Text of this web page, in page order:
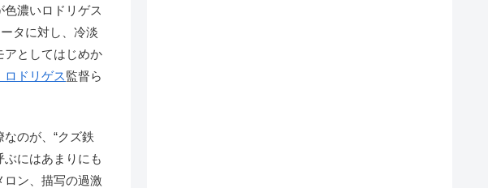
濃いロドリゲス
タに対し、冷淡
としてはじめか
ロドリゲス監督ら
のが、“クズ鉄
ぶにはあまりにも
ン、描写の過激